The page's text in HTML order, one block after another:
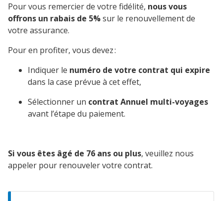
Pour vous remercier de votre fidélité, nous vous
offrons un rabais de 5%sur le renouvellement de
votre assurance.
Pour en profiter, vous devez :
Indiquer le numéro de votre contrat qui expire
dans la case prévue à cet effet,
Sélectionner un contrat Annuel multi-voyages
avant l’étape du paiement.
Si vous êtes âgé de 76 ans ou plus, veuillez nous
appeler pour renouveler votre contrat.